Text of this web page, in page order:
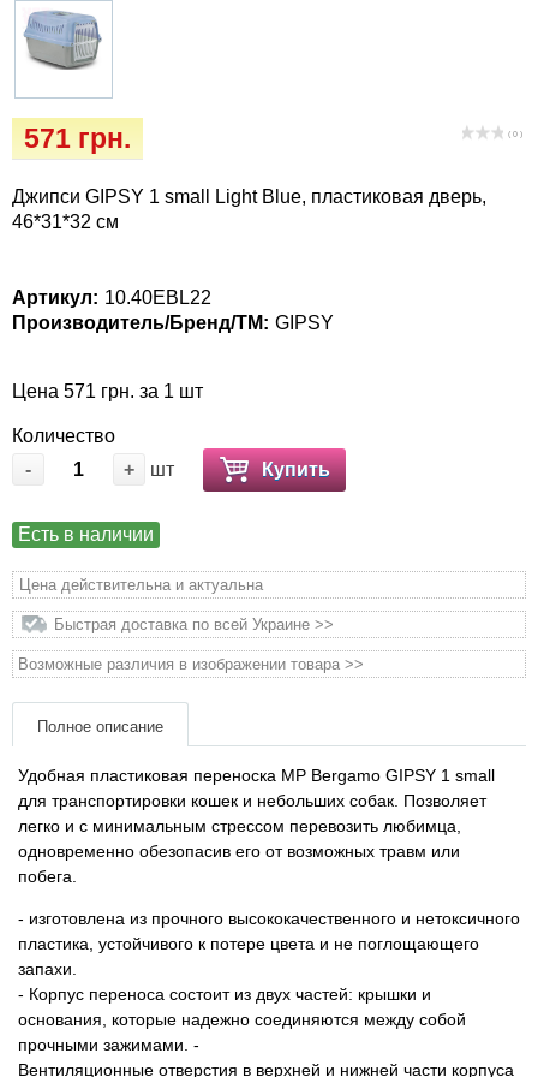
( 0 )
571 грн.
Джипси GIPSY 1 small Light Blue, пластиковая дверь,
46*31*32 см
Артикул: 10.40EBL22
Производитель/Бренд/ТМ: GIPSY
Цена 571 грн. за 1 шт
Количество
-
+ шт Купить
Есть в наличии
Цена действительна и актуальна
Быстрая доставка по всей Украине >>
Возможные различия в изображении товара >>
Полное описание
Удобная пластиковая переноска MP Bergamo GIPSY 1 small
для транспортировки кошек и небольших собак. Позволяет
легко и с минимальным стрессом перевозить любимца,
одновременно обезопасив его от возможных травм или
побега.
- изготовлена ​​из прочного высококачественного и нетоксичного
пластика, устойчивого к потере цвета и не поглощающего
запахи.
- Корпус переноса состоит из двух частей: крышки и
основания, которые надежно соединяются между собой
прочными зажимами. -
Вентиляционные отверстия в верхней и нижней части корпуса
Ласощі та корма
Vet Diet Canine Wet - ветеринарные диеты
для собак
Лежаки, будиночки, охолоджуючи
килимки
Миски, автогодівниці, поілки
Переноски, сумки, клітки
Післяопераційні засоби та витратні
Подарункові сертифікати
Товары для голубей
Товары для грызунов
Товары для лошадей
Товары для людей
Хозряд - хозтовары оптом
Популярные зоотовары
Архив / Снято с производства